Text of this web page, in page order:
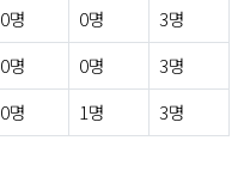
0명 0명
3명
0명 0명
3명
0명 1명 3명